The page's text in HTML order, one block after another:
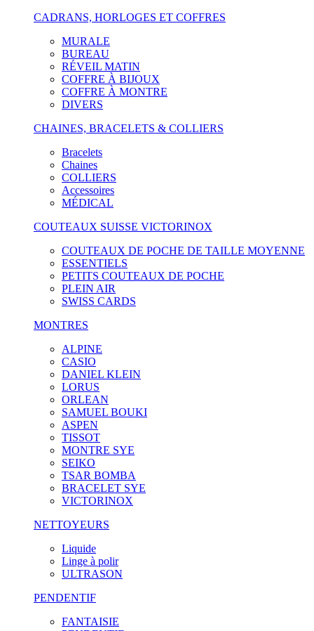
CADRANS, HORLOGES ET COFFRES
MURALE
BUREAU
RÉVEIL MATIN
COFFRE À BIJOUX
COFFRE À MONTRE
DIVERS
CHAINES, BRACELETS & COLLIERS
Bracelets
Chaines
COLLIERS
Accessoires
MÉDICAL
COUTEAUX SUISSE VICTORINOX
COUTEAUX DE POCHE DE TAILLE MOYENNE
ESSENTIELS
PETITS COUTEAUX DE POCHE
PLEIN AIR
SWISS CARDS
MONTRES
ALPINE
CASIO
DANIEL KLEIN
LORUS
ORLEAN
SAMUEL BOUKI
ASPEN
TISSOT
MONTRE SYE
SEIKO
TSAR BOMBA
BRACELET SYE
VICTORINOX
NETTOYEURS
Liquide
Linge à polir
ULTRASON
PENDENTIF
FANTAISIE